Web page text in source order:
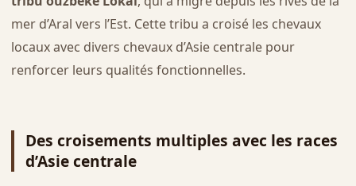
mer d’Aral vers l’Est. Cette tribu a croisé les chevaux
locaux avec divers chevaux d’Asie centrale pour
renforcer leurs qualités fonctionnelles.
Des croisements multiples avec les races
d’Asie centrale